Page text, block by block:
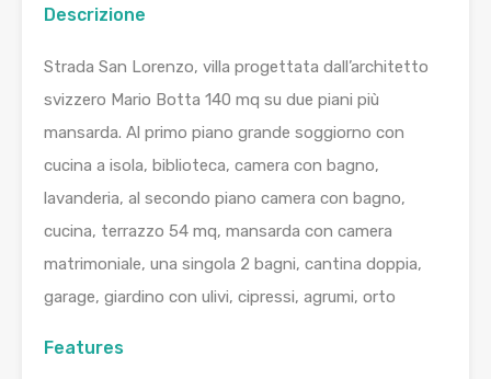
Descrizione
Strada San Lorenzo, villa progettata dall’architetto
svizzero Mario Botta 140 mq su due piani più
mansarda. Al primo piano grande soggiorno con
cucina a isola, biblioteca, camera con bagno,
lavanderia, al secondo piano camera con bagno,
cucina, terrazzo 54 mq, mansarda con camera
matrimoniale, una singola 2 bagni, cantina doppia,
garage, giardino con ulivi, cipressi, agrumi, orto
Features